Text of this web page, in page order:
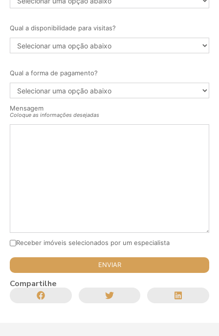
Qual a disponibilidade para visitas?
Qual a forma de pagamento?
Mensagem
Coloque as informações desejadas
Receber imóveis selecionados por um especialista
Compartilhe